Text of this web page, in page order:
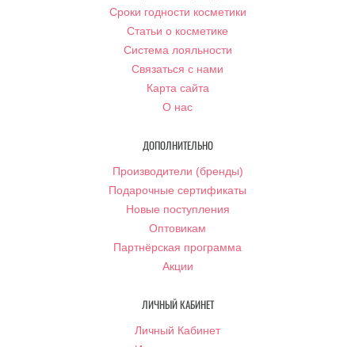
Сроки годности косметики
Статьи о косметике
Система лояльности
Связаться с нами
Карта сайта
О нас
ДОПОЛНИТЕЛЬНО
Производители (бренды)
Подарочные сертификаты
Новые поступления
Оптовикам
Партнёрская программа
Акции
ЛИЧНЫЙ КАБИНЕТ
Личный Кабинет